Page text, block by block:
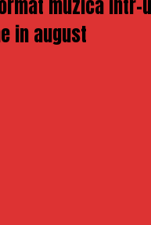
muzica intr-
in august